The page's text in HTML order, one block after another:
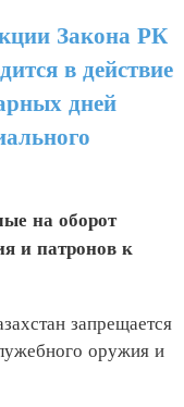
Закона РК
в действие
дней
на оборот
и патронов к
запрещается
оружия и